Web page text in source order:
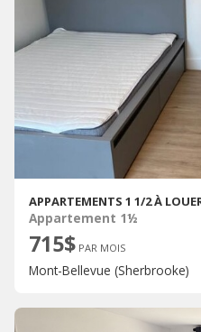
APPARTEMENTS 1 1/2 À
Appartement 1½
715$ PAR MOIS
Mont-Bellevue (Sherbrooke)